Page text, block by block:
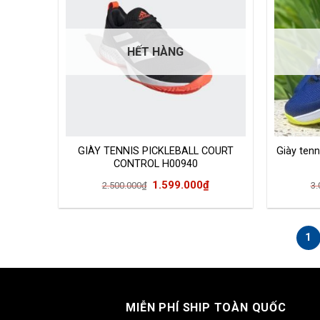
HẾT HÀNG
GIÀY TENNIS PICKLEBALL COURT
CONTROL H00940
2.500.000₫ Giá
1.599.000₫Giá
Giày
1
MIỄN PHÍ SHIP TOÀN QUỐC